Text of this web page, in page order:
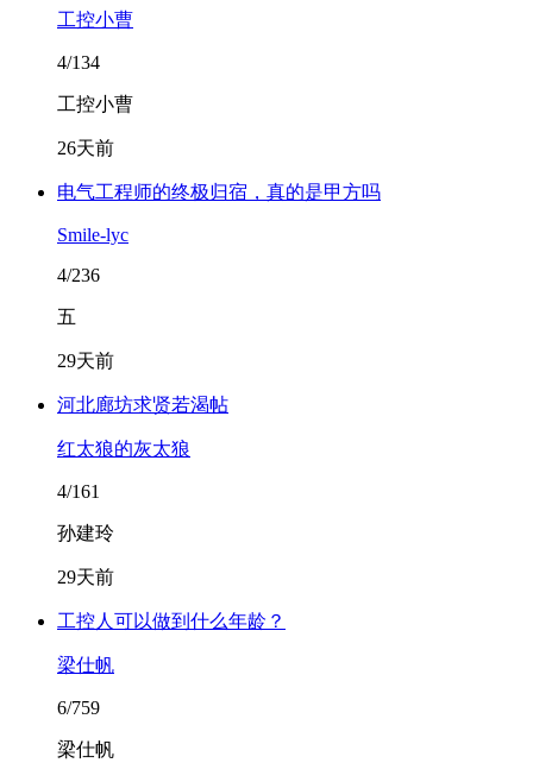
工控小曹
4/134
工控小曹
26天前
电气工程师的终极归宿，真的是甲方吗
Smile-lyc
4/236
五
29天前
河北廊坊求贤若渴帖
红太狼的灰太狼
4/161
孙建玲
29天前
工控人可以做到什么年龄？
梁仕帆
6/759
梁仕帆